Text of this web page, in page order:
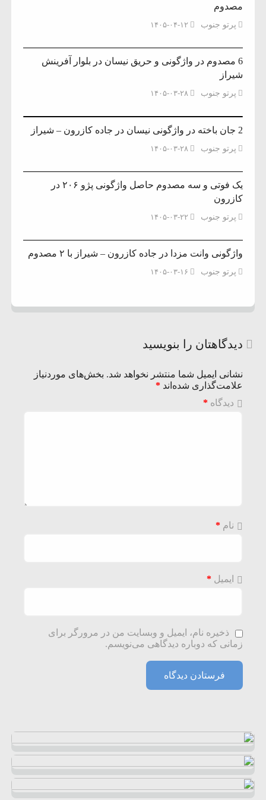
مصدوم
پرتو جنوب ۱۴۰۵-۰۴-۱۲
6 مصدوم در واژگونی و حریق نیسان در بلوار آفرینش
شیراز
پرتو جنوب ۱۴۰۵-۰۳-۲۸
2 جان باخته در واژگونی نیسان در جاده کازرون – شیراز
پرتو جنوب ۱۴۰۵-۰۳-۲۸
یک فوتی و سه مصدوم حاصل واژگونی پژو ۲۰۶ در
کازرون
پرتو جنوب ۱۴۰۵-۰۳-۲۲
واژگونی وانت مزدا در جاده کازرون – شیراز با ۲ مصدوم
پرتو جنوب ۱۴۰۵-۰۳-۱۶
دیدگاهتان را بنویسید
نشانی ایمیل شما منتشر نخواهد شد. بخش‌های موردنیاز
علامت‌گذاری شده‌اند *
دیدگاه *
نام *
ایمیل *
ذخیره نام، ایمیل و وبسایت من در مرورگر برای
زمانی که دوباره دیدگاهی می‌نویسم.